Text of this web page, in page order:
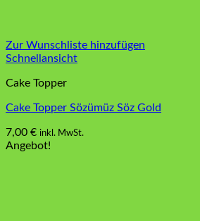
Zur Wunschliste hinzufügen
Schnellansicht
Cake Topper
Cake Topper Sözümüz Söz Gold
7,00 € inkl. MwSt.
Angebot!